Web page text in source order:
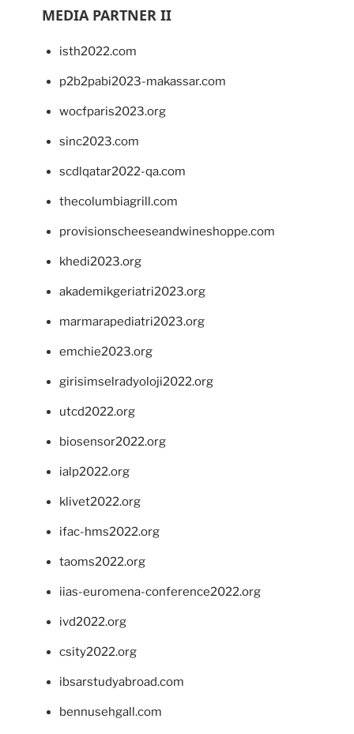
MEDIA PARTNER II
isth2022.com
p2b2pabi2023-makassar.com
wocfparis2023.org
sinc2023.com
scdlqatar2022-qa.com
thecolumbiagrill.com
provisionscheeseandwineshoppe.com
khedi2023.org
akademikgeriatri2023.org
marmarapediatri2023.org
emchie2023.org
girisimselradyoloji2022.org
utcd2022.org
biosensor2022.org
ialp2022.org
klivet2022.org
ifac-hms2022.org
taoms2022.org
iias-euromena-conference2022.org
ivd2022.org
csity2022.org
ibsarstudyabroad.com
bennusehgall.com